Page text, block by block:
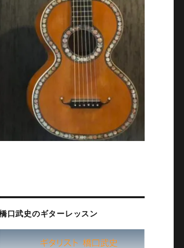
口武史のギターレッスン